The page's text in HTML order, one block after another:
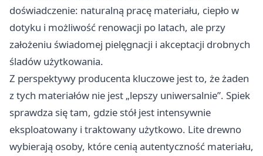
doświadczenie: naturalną pracę materiału, ciepło w
dotyku i możliwość renowacji po latach, ale przy
założeniu świadomej pielęgnacji i akceptacji drobnych
śladów użytkowania.
Z perspektywy producenta kluczowe jest to, że żaden
z tych materiałów nie jest „lepszy uniwersalnie”. Spiek
sprawdza się tam, gdzie stół jest intensywnie
eksploatowany i traktowany użytkowo. Lite drewno
wybierają osoby, które cenią autentyczność materiału,